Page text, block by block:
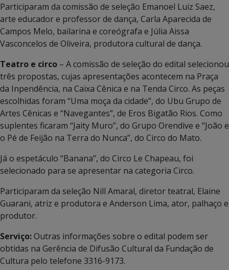
Participaram da comissão de seleção Emanoel Luiz Saez,
arte educador e professor de dança, Carla Aparecida de
Campos Melo, bailarina e coreógrafa e Júlia Aissa
Vasconcelos de Oliveira, produtora cultural de dança.
Teatro e circo – A comissão de seleção do edital selecionou
três propostas, cujas apresentações acontecem na Praça
da Inpendência, na Caixa Cênica e na Tenda Circo. As peças
escolhidas foram “Uma moça da cidade”, do Ubu Grupo de
Artes Cênicas e “Navegantes”, de Eros Bigatão Rios. Como
suplentes ficaram “Jaity Muro”, do Grupo Orendive e “João e
o Pé de Feijão na Terra do Nunca”, do Circo do Mato.
Já o espetáculo “Banana”, do Circo Le Chapeau, foi
selecionado para se apresentar na categoria Circo.
Participaram da seleção Nill Amaral, diretor teatral, Elaine
Guarani, atriz e produtora e Anderson Lima, ator, palhaço e
produtor.
Serviço:Outras informações sobre o edital podem ser
obtidas na Gerência de Difusão Cultural da Fundação de
Cultura pelo telefone 3316-9173.